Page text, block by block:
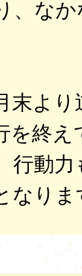
、な
末よ
を終
行動
なりま